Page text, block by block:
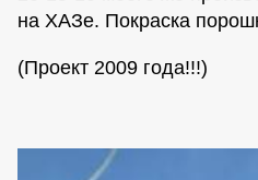
на ХАЗе. Покраска
(Проект 2009 года!!!)